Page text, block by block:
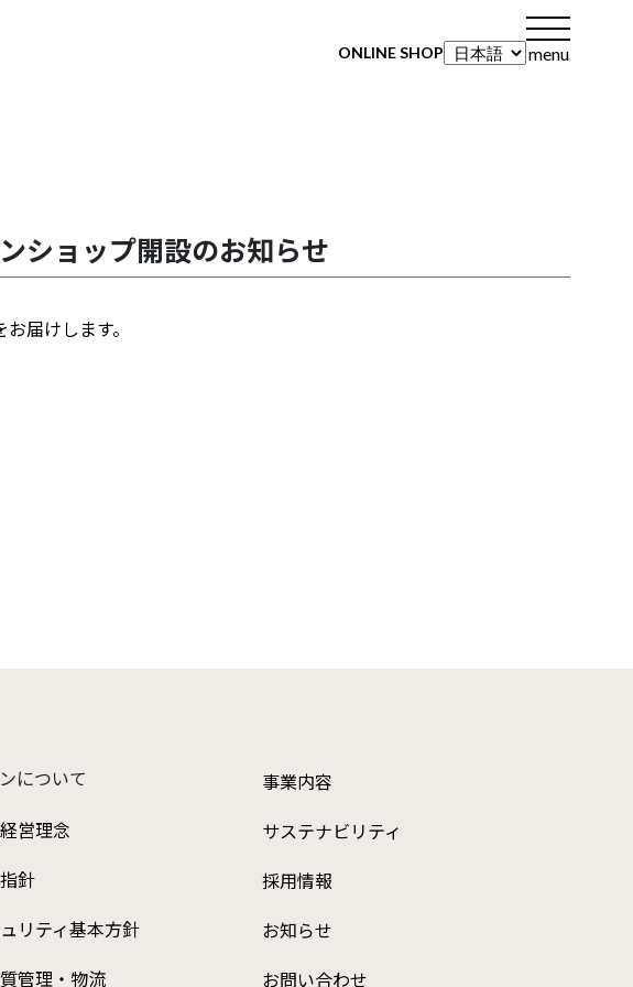
ONLINE SHOP menu
ショップ開設のお知らせ
届けします。
について
営理念
針
リティ基本方針
管理・物流
事業内容
サステナビリティ
採用情報
お知らせ
お問い合わせ